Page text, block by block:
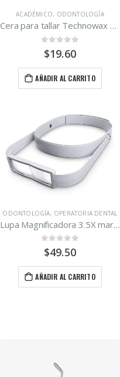
ACADÉMICO, ODONTOLOGÍA
Cera para tallar Technowax Opaca regular tarro 50 g.
out of 5
$19.60
AÑADIR AL CARRITO
ODONTOLOGÍA, OPERATORIA DENTAL
Lupa Magnificadora 3.5X marca Bio – Art.
out of 5
$49.50
AÑADIR AL CARRITO